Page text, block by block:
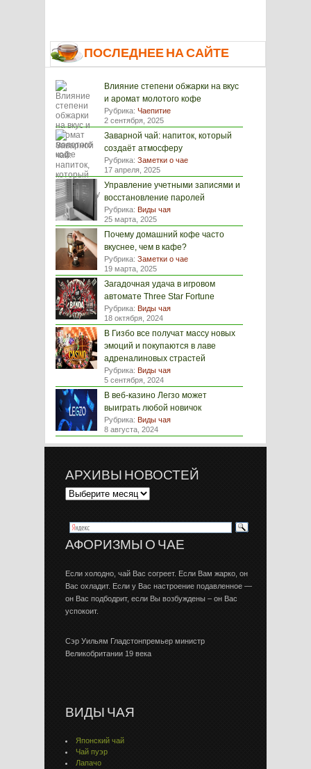
ПОСЛЕДНЕЕ НА САЙТЕ
Влияние степени обжарки на вкус
и аромат молотого кофе
Рубрика: Чаепитие
2 сентября, 2025
Заварной чай: напиток, который
создаёт атмосферу
Рубрика: Заметки о чае
17 апреля, 2025
Управление учетными записями и
восстановление паролей
Рубрика: Виды чая
25 марта, 2025
Почему домашний кофе часто
вкуснее, чем в кафе?
Рубрика: Заметки о чае
19 марта, 2025
Загадочная удача в игровом
автомате Three Star Fortune
Рубрика: Виды чая
18 октября, 2024
В Гизбо все получат массу новых
эмоций и покупаются в лаве
адреналиновых страстей
Рубрика: Виды чая
5 сентября, 2024
В веб-казино Легзо может
выиграть любой новичок
Рубрика: Виды чая
8 августа, 2024
АРХИВЫ НОВОСТЕЙ
АФОРИЗМЫ О ЧАЕ
Если холодно, чай Вас согреет. Если Вам жарко, он
Вас охладит. Если у Вас настроение подавленное —
он Вас подбодрит, если Вы возбуждены – он Вас
успокоит.
Сэр Уильям Гладстонпремьер министр
Великобритании 19 века
ВИДЫ ЧАЯ
Японский чай
Чай пуэр
Лапачо